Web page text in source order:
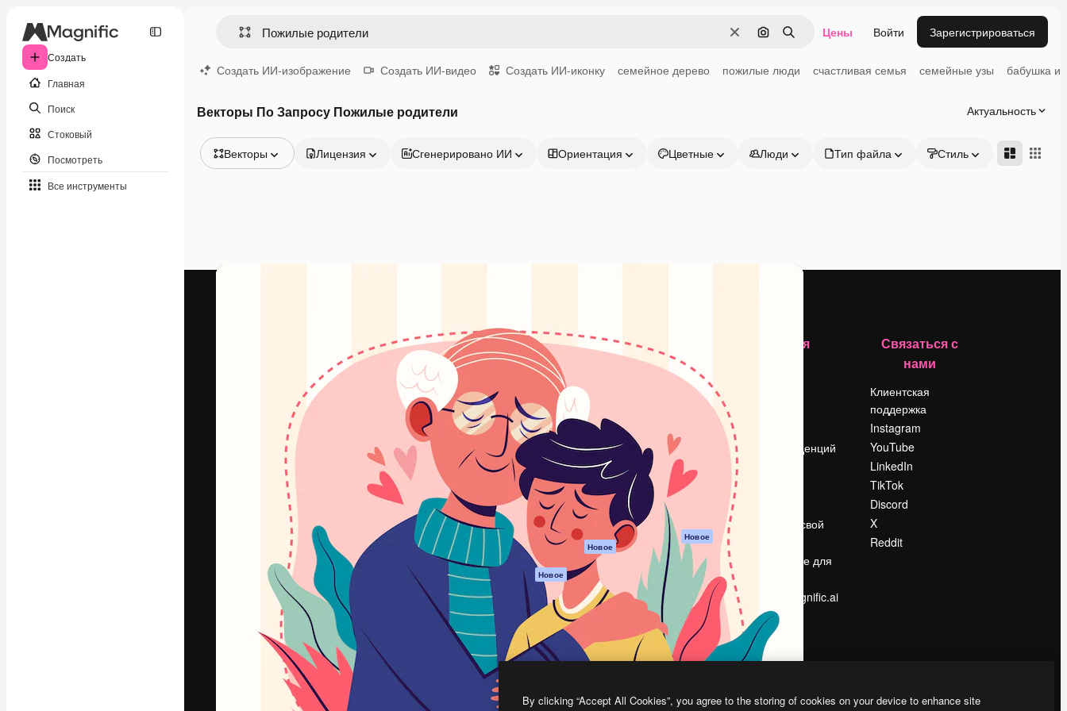
Создать
Главная
Поиск
Стоковый
Посмотреть
Все инструменты
ОчиститьПоиск по изображению
Поиск Цены Войти Зарегистрироваться
Создать ИИ-изображение Создать ИИ-видео Создать ИИ-иконку семейное дерево пожилые люди счастливая семья семейные узы бабушка и
Векторы По Запросу Пожилые родители Актуальность
Векторы
Видео
Лицензия Сгенерировано ИИ Ориентация Цветные Люди Тип файла Стиль Адвансд
Креативная платформа для создания
ваших лучших работ. Более 1 миллиона
подписчиков среди креаторов,
предприятий, агентств и студий.
Продукция
Spaces
ИИ-помощник
Генератор
изображений ИИ
Генератор видео
ИИ
Генератор голоса
на основе ИИ
Стоковый контент
MCP для
Claude/ChatGPT
Новое
Агенты Новое
Мобильное
приложение
Все инструменты
Magnific
Начать
Academy
Документация по
Служба
поддержки
Условия и
положения
Политика
конфиденциальности
Оригиналы Новое
Политика файлов
cookie
Центр доверия
Партнеры
Предприятие
Компания
Поиск тенденций
Продайте свой
Помещение для
Ищете magnific.ai
Связаться с
нами
Клиентская
поддержка
Instagram
YouTube
LinkedIn
TikTok
Discord
X
Reddit
By clicking “Accept All Cookies”, you agree to the storing of cookies on your device to enhance site